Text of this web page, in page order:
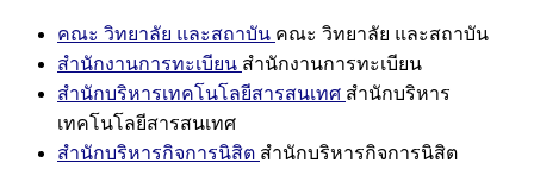
คณะ วิทยาลัย และสถาบัน คณะ วิทยาลัย และสถาบัน
สำนักงานการทะเบียน สำนักงานการทะเบียน
สำนักบริหารเทคโนโลยีสารสนเทศ สำนักบริหาร
เทคโนโลยีสารสนเทศ
สำนักบริหารกิจการนิสิต สำนักบริหารกิจการนิสิต